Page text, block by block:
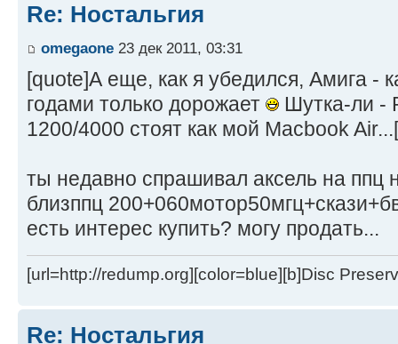
Re: Ностальгия
omegaone 23 дек 2011, 03:31
[quote]А еще, как я убедился, Амига -
годами только дорожает
Шутка-ли -
1200/4000 стоят как мой Macbook
ты недавно спрашивал аксель на ппц
близппц
есть интерес купить? могу продать...
[url=http://redump.org][color=blue][b]Disc
Re: Ностальгия